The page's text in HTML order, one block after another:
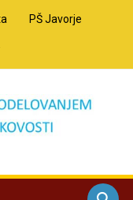
PŠ Javorje